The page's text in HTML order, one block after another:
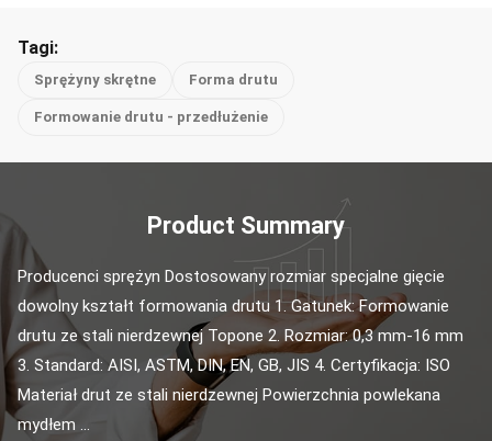
Tagi:
Sprężyny skrętne Forma drutu
Formowanie drutu - przedłużenie
Product Summary
Producenci sprężyn Dostosowany rozmiar specjalne gięcie
dowolny kształt formowania drutu 1. Gatunek: Formowanie
drutu ze stali nierdzewnej Topone 2. Rozmiar: 0,3 mm-16 mm
3. Standard: AISI, ASTM, DIN, EN, GB, JIS 4. Certyfikacja: ISO
Materiał drut ze stali nierdzewnej Powierzchnia powlekana
mydłem ...